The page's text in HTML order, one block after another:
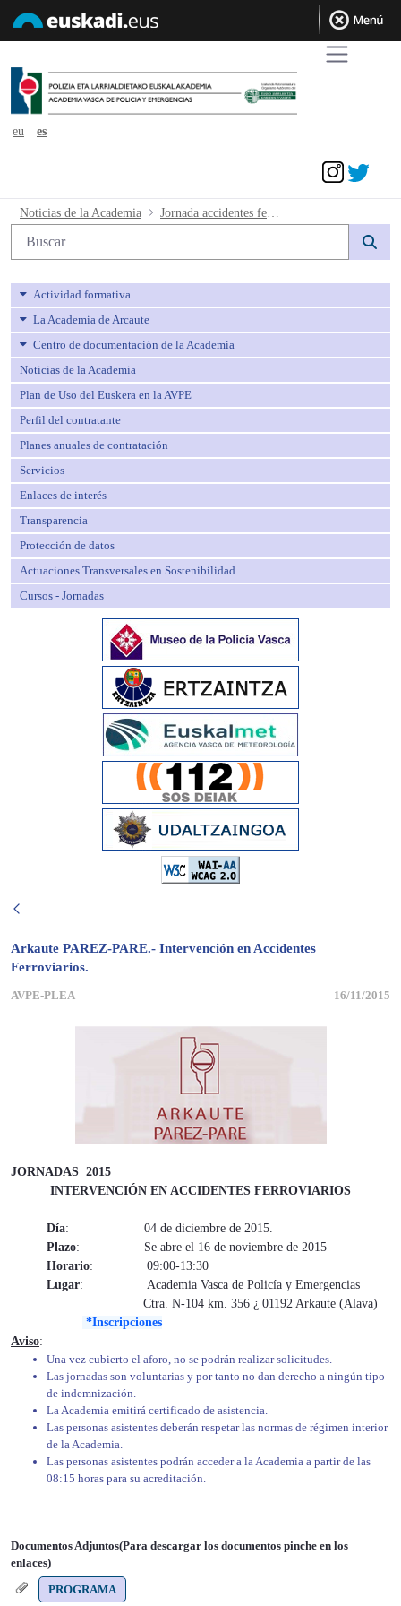
eu
es
Jornada accidentes ferroviarios - avpe
Noticias de la Academia
Búsqueda web
Actividad formativa
La Academia de Arcaute
Centro de documentación de la Academia
Noticias de la Academia
Plan de Uso del Euskera en la AVPE
Perfil del contratante
Planes anuales de contratación
Servicios
Enlaces de interés
Transparencia
Protección de datos
Actuaciones Transversales en Sostenibilidad
Cursos - Jornadas
Arkaute PAREZ-PARE.- Intervención en Accidentes
Ferroviarios.
AVPE-PLEA 16/11/2015
JORNADAS 2015
INTERVENCIÓN EN ACCIDENTES FERROVIARIOS
Día: 04 de diciembre de 2015.
Plazo: Se abre el 16 de noviembre de 2015
Horario: 09:00-13:30
Lugar: Academia Vasca de Policía y Emergencias
Ctra. N-104 km. 356 ¿ 01192 Arkaute (Alava)
*Inscripciones
Aviso:
Una vez cubierto el aforo, no se podrán realizar solicitudes.
Las jornadas son voluntarias y por tanto no dan derecho a ningún tipo
de indemnización.
La Academia emitirá certificado de asistencia.
Las personas asistentes deberán respetar las normas de régimen interior
de la Academia.
Las personas asistentes podrán acceder a la Academia a partir de las
08:15 horas para su acreditación.
Documentos Adjuntos(Para descargar los documentos pinche en los
enlaces)
PROGRAMA